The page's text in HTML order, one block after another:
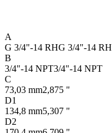
A
G 3/4"-14 RHG 3/4"-14 RH
B
3/4"-14 NPT3/4"-14 NPT
C
73,03 mm2,875 "
D1
134,8 mm5,307 "
D2